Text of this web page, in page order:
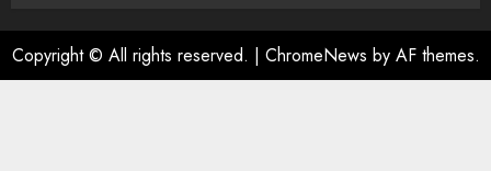
Copyright © All rights reserved. | ChromeNews by AF themes.